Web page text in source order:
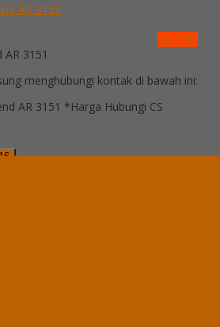
via SMS
3151
menghubungi kontak di bawah ini:
*Harga Hubungi CS